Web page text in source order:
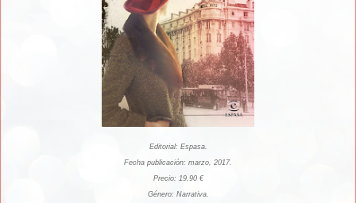
Editorial: Espasa.
Fecha publicación: marzo, 2017.
Precio: 19,90 €
Género: Narrativa.